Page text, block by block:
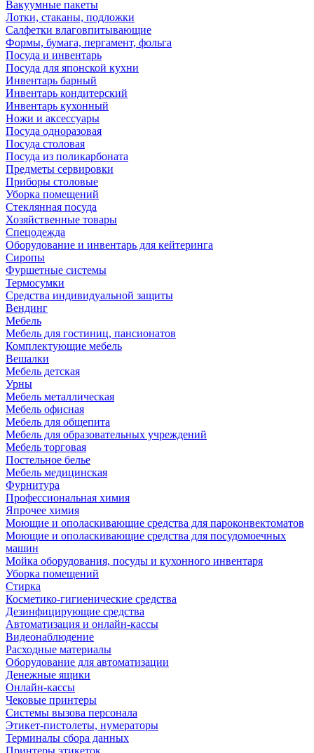
Вакуумные пакеты
Лотки, стаканы, подложки
Салфетки влаговпитывающие
Формы, бумага, пергамент, фольга
Посуда и инвентарь
Посуда для японской кухни
Инвентарь барный
Инвентарь кондитерский
Инвентарь кухонный
Ножи и аксессуары
Посуда одноразовая
Посуда столовая
Посуда из поликарбоната
Предметы сервировки
Приборы столовые
Уборка помещений
Стеклянная посуда
Хозяйственные товары
Спецодежда
Оборудование и инвентарь для кейтеринга
Сиропы
Фуршетные системы
Термосумки
Средства индивидуальной защиты
Вендинг
Мебель
Мебель для гостиниц, пансионатов
Комплектующие мебель
Вешалки
Мебель детская
Урны
Мебель металлическая
Мебель офисная
Мебель для общепита
Мебель для образовательных учреждений
Мебель торговая
Постельное белье
Мебель медицинская
Фурнитура
Профессиональная химия
Япрочее химия
Моющие и ополаскивающие средства для пароконвектоматов
Моющие и ополаскивающие средства для посудомоечных
машин
Мойка оборудования, посуды и кухонного инвентаря
Уборка помещений
Стирка
Косметико-гигиенические средства
Дезинфицирующие средства
Автоматизация и онлайн-кассы
Видеонаблюдение
Расходные материалы
Оборудование для автоматизации
Денежные ящики
Онлайн-кассы
Чековые принтеры
Системы вызова персонала
Этикет-пистолеты, нумераторы
Терминалы сбора данных
Принтеры этикеток